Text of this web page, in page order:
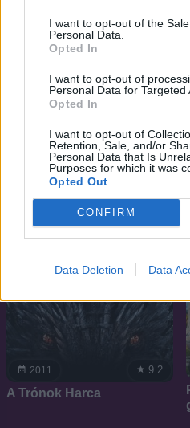
I want to opt-out of the
Personal Data.
Opted In
I want to opt-out of
Personal Data for Targeted
Opted In
I want to opt-out of
Retention, Sale, and/or
Personal Data that Is
Purposes for which it was
Opted Out
CONFIRM
Data Deletion Data
7.1
South Park: Képzeletfölde
2011
SOROZAT
9.2
A Trónok Harca